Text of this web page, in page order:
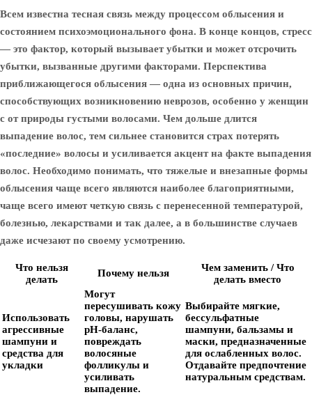
Всем известна тесная связь между процессом облысения и
состоянием психоэмоционального фона. В конце концов, стресс
— это фактор, который вызывает убытки и может отсрочить
убытки, вызванные другими факторами. Перспектива
приближающегося облысения — одна из основных причин,
способствующих возникновению неврозов, особенно у женщин
с от природы густыми волосами. Чем дольше длится
выпадение волос, тем сильнее становится страх потерять
«последние» волосы и усиливается акцент на факте выпадения
волос. Необходимо понимать, что тяжелые и внезапные формы
облысения чаще всего являются наиболее благоприятными,
чаще всего имеют четкую связь с перенесенной температурой,
болезнью, лекарствами и так далее, а в большинстве случаев
даже исчезают по своему усмотрению.
Что нельзя
делать
Почему нельзя
Чем заменить / Что
делать вместо
Использовать
агрессивные
шампуни и
средства для
укладки
Могут
пересушивать кожу
головы, нарушать
pH-баланс,
повреждать
волосяные
фолликулы и
усиливать
выпадение.
Выбирайте мягкие,
бессульфатные
шампуни, бальзамы и
маски, предназначенные
для ослабленных волос.
Отдавайте предпочтение
натуральным средствам.